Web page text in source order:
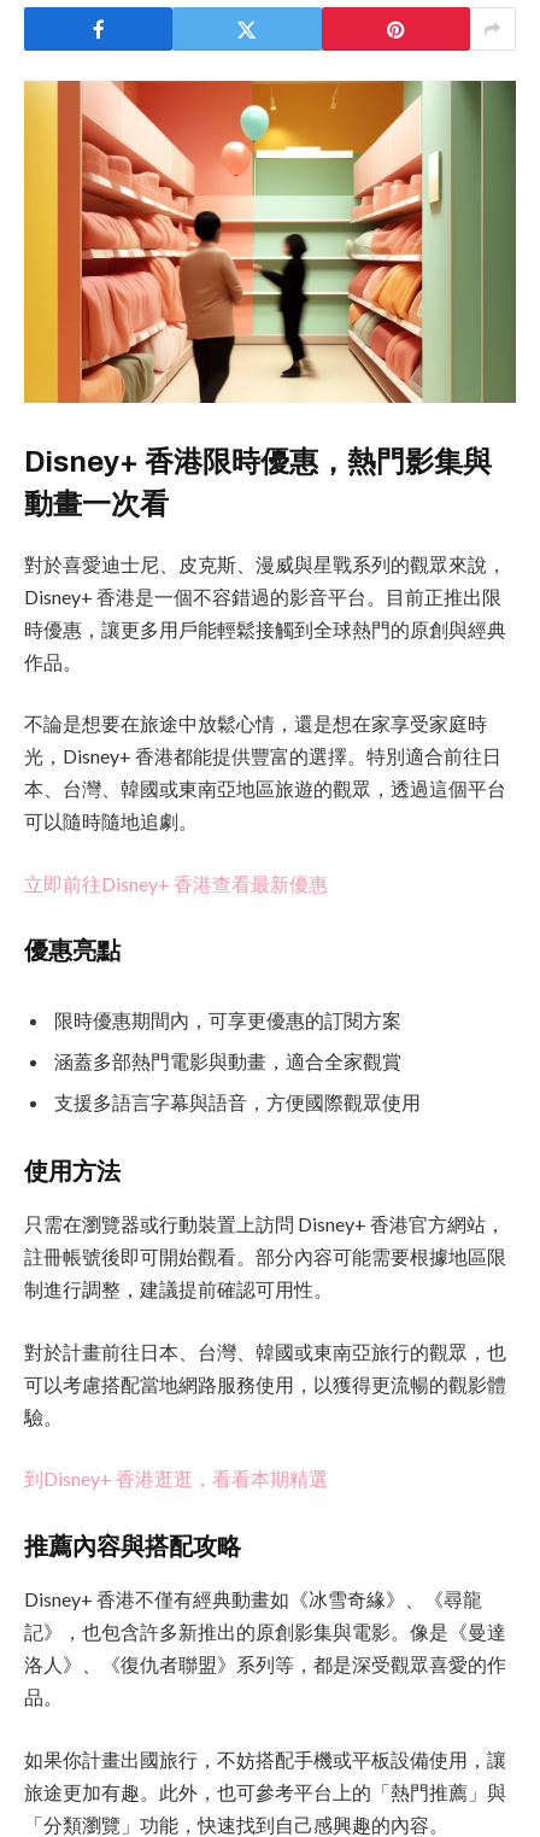
Disney+ 香港限時優惠，熱門影集與
動畫一次看
對於喜愛迪士尼、皮克斯、漫威與星戰系列的觀眾來說，
Disney+ 香港是一個不容錯過的影音平台。目前正推出限
時優惠，讓更多用戶能輕鬆接觸到全球熱門的原創與經典
作品。
不論是想要在旅途中放鬆心情，還是想在家享受家庭時
光，Disney+ 香港都能提供豐富的選擇。特別適合前往日
本、台灣、韓國或東南亞地區旅遊的觀眾，透過這個平台
可以隨時隨地追劇。
立即前往Disney+ 香港查看最新優惠
優惠亮點
限時優惠期間內，可享更優惠的訂閱方案
涵蓋多部熱門電影與動畫，適合全家觀賞
支援多語言字幕與語音，方便國際觀眾使用
使用方法
只需在瀏覽器或行動裝置上訪問 Disney+ 香港官方網站，
註冊帳號後即可開始觀看。部分內容可能需要根據地區限
制進行調整，建議提前確認可用性。
對於計畫前往日本、台灣、韓國或東南亞旅行的觀眾，也
可以考慮搭配當地網路服務使用，以獲得更流暢的觀影體
驗。
到Disney+ 香港逛逛，看看本期精選
推薦內容與搭配攻略
Disney+ 香港不僅有經典動畫如《冰雪奇緣》、《尋龍
記》，也包含許多新推出的原創影集與電影。像是《曼達
洛人》、《復仇者聯盟》系列等，都是深受觀眾喜愛的作
品。
如果你計畫出國旅行，不妨搭配手機或平板設備使用，讓
旅途更加有趣。此外，也可參考平台上的「熱門推薦」與
「分類瀏覽」功能，快速找到自己感興趣的內容。